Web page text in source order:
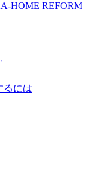
HOME REFORM
るには